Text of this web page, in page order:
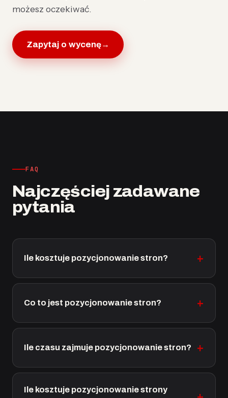
możesz oczekiwać.
Zapytaj o wycenę→
FAQ
Najczęściej zadawane
pytania
Ile kosztuje pozycjonowanie stron?
Co to jest pozycjonowanie stron?
Ile czasu zajmuje pozycjonowanie stron?
Ile kosztuje pozycjonowanie strony